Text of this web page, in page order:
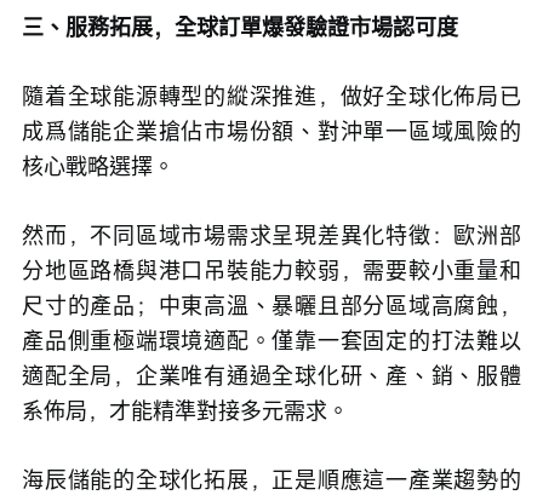
三、服務拓展，全球訂單爆發驗證市場認可度
隨着全球能源轉型的縱深推進，做好全球化佈局已
成爲儲能企業搶佔市場份額、對沖單一區域風險的
核心戰略選擇。
然而，不同區域市場需求呈現差異化特徵：歐洲部
分地區路橋與港口吊裝能力較弱，需要較小重量和
尺寸的產品；中東高溫、暴曬且部分區域高腐蝕，
產品側重極端環境適配。僅靠一套固定的打法難以
適配全局，企業唯有通過全球化研、產、銷、服體
系佈局，才能精準對接多元需求。
海辰儲能的全球化拓展，正是順應這一產業趨勢的